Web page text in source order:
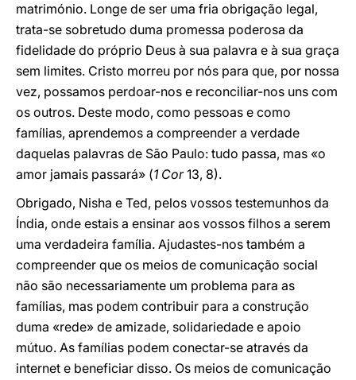
matrimónio. Longe de ser uma fria obrigação legal,
trata-se sobretudo duma promessa poderosa da
fidelidade do próprio Deus à sua palavra e à sua graça
sem limites. Cristo morreu por nós para que, por nossa
vez, possamos perdoar-nos e reconciliar-nos uns com
os outros. Deste modo, como pessoas e como
famílias, aprendemos a compreender a verdade
daquelas palavras de São Paulo: tudo passa, mas «o
amor jamais passará» (1 Cor13, 8).
Obrigado, Nisha e Ted, pelos vossos testemunhos da
Índia, onde estais a ensinar aos vossos filhos a serem
uma verdadeira família. Ajudastes-nos também a
compreender que os meios de comunicação social
não são necessariamente um problema para as
famílias, mas podem contribuir para a construção
duma «rede» de amizade, solidariedade e apoio
mútuo. As famílias podem conectar-se através da
internet e beneficiar disso. Os meios de comunicação